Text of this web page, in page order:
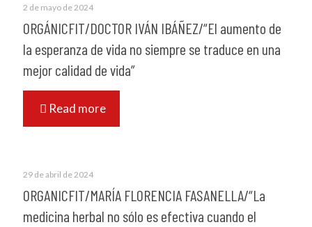
2 de mayo de 2024
ORGÁNICFIT/DOCTOR IVÁN IBÁÑEZ/“El aumento de
la esperanza de vida no siempre se traduce en una
mejor calidad de vida”
Read more
29 de abril de 2024
ORGANICFIT/MARÍA FLORENCIA FASANELLA/“La
medicina herbal no sólo es efectiva cuando el